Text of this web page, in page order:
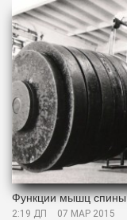
Функции мышц спины
2:19 ДП 07 МАР 2015